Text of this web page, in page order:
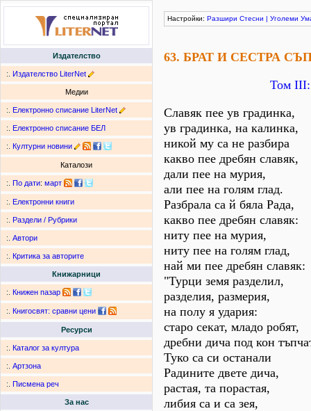
Издателство
:. Издателство LiterNet
Медии
:. Електронно списание LiterNet
:. Електронно списание БЕЛ
:. Културни новини
Каталози
:. По дати: март
:. Електронни книги
:. Раздели / Рубрики
:. Автори
:. Критика за авторите
Книжарници
:. Книжен пазар
:. Книгосвят: сравни цени
Ресурси
:. Каталог за култура
:. Артзона
:. Писмена реч
За нас
Настройки: Разшири Стесни | Уголеми
63. БРАТ И СЕСТРА
Том
Славяк пее ув градинка,
ув градинка, на калинка,
никой му са не разбира
какво пее дребян славяк,
дали пее на мурия,
али пее на голям глад.
Разбрала са й бяла Рада,
какво пее дребян славяк:
ниту пее на мурия,
ниту пее на голям глад,
най ми пее дребян славяк:
"Турци земя разделил,
разделия, размерия,
на полу я удария:
старо секат, младо робят,
дребни дича под кон
Туко са си останали
Радините двете дича,
растая, та порастая,
либия са и са зея,